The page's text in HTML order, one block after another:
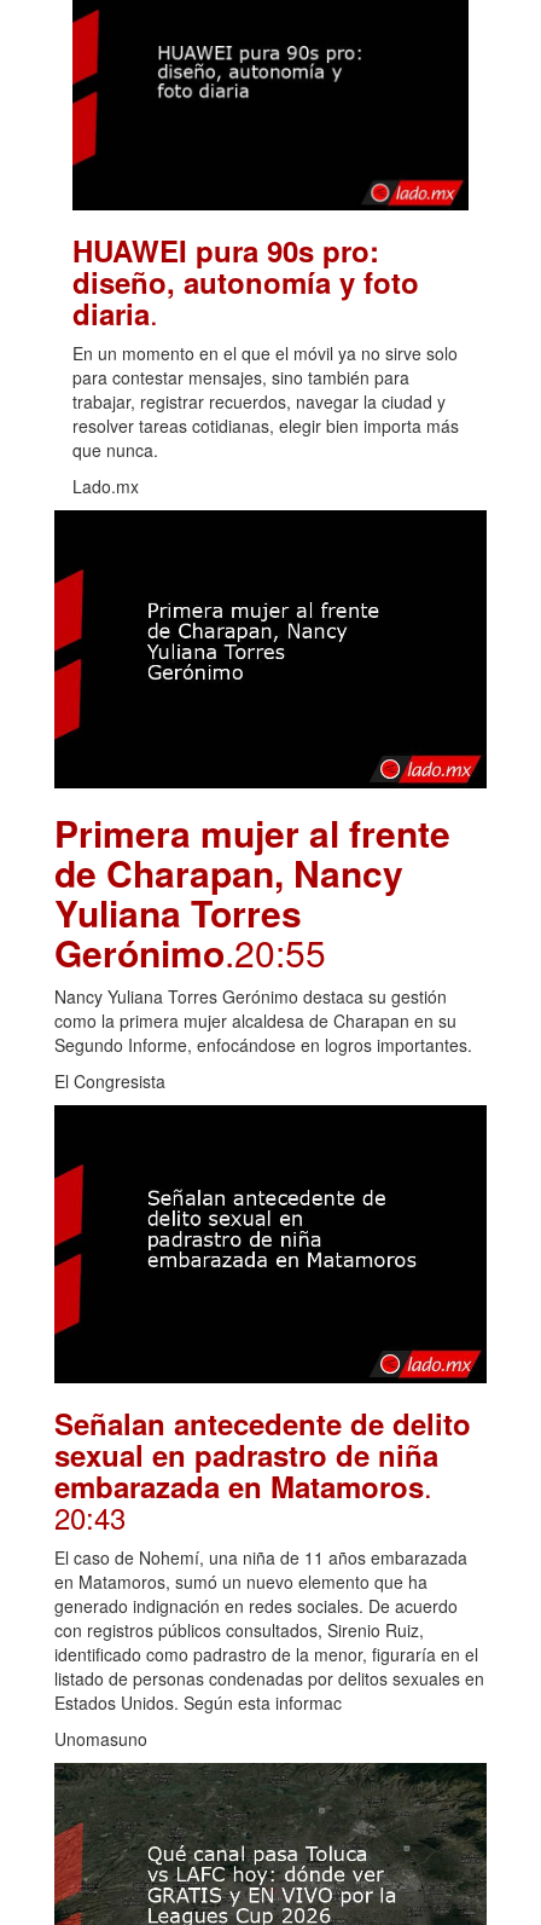
HUAWEI pura 90s pro:
diseño, autonomía y foto
diaria.
En un momento en el que el móvil ya no sirve solo
para contestar mensajes, sino también para
trabajar, registrar recuerdos, navegar la ciudad y
resolver tareas cotidianas, elegir bien importa más
que nunca.
Lado.mx
Primera mujer al frente
de Charapan, Nancy
Yuliana Torres
Gerónimo.20:55
Nancy Yuliana Torres Gerónimo destaca su gestión
como la primera mujer alcaldesa de Charapan en su
Segundo Informe, enfocándose en logros importantes.
El Congresista
Señalan antecedente de delito
sexual en padrastro de niña
embarazada en Matamoros.
20:43
El caso de Nohemí, una niña de 11 años embarazada
en Matamoros, sumó un nuevo elemento que ha
generado indignación en redes sociales. De acuerdo
con registros públicos consultados, Sirenio Ruiz,
identificado como padrastro de la menor, figuraría en el
listado de personas condenadas por delitos sexuales en
Estados Unidos. Según esta informac
Unomasuno